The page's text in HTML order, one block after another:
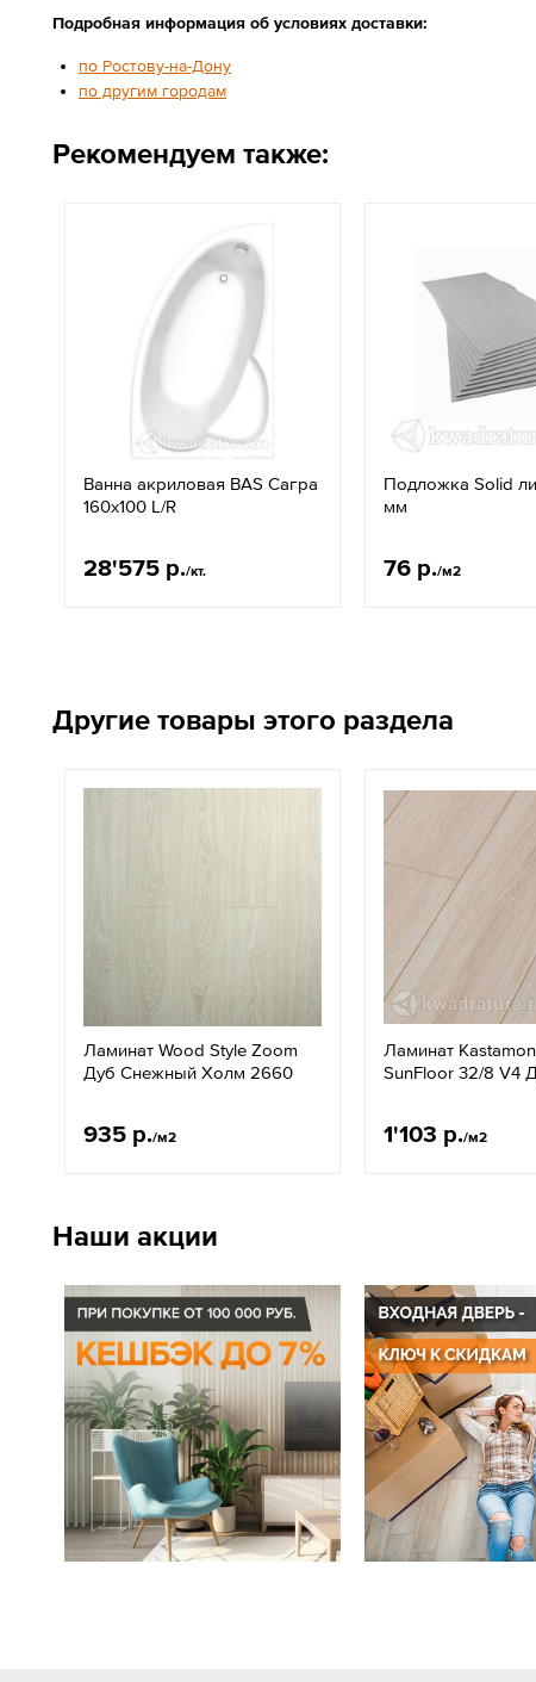
Подробная информация об условиях доставки:
по Ростову-на-Дону
по другим городам
Рекомендуем также:
Ванна акриловая BAS Сагра
160х100 L/R
28'575 р./кт.
Подложка Solid
мм
76 р./м2
Другие товары этого раздела
Ламинат Wood Style Zoom
Дуб Снежный Холм 2660
935 р./м2
Ламинат
SunFloor 32/8 V4
1'103 р./м2
Наши акции